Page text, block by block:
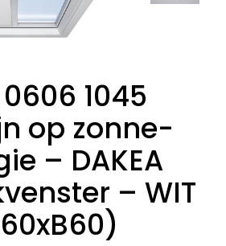
0606 1045
op zonne-
– DAKEA
– WIT